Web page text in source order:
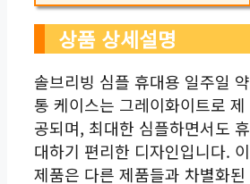
상품 상세설명
솔브리빙 심플 휴대용 일주일 약
통 케이스는 그레이화이트로 제
공되며, 최대한 심플하면서도 휴
대하기 편리한 디자인입니다. 이
제품은 다른 제품들과 차별화된